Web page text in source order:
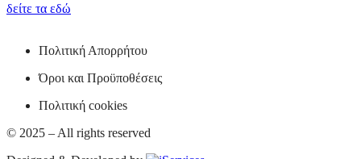
δείτε τα εδώ
Πολιτική Απορρήτου
Όροι και Προϋποθέσεις
Πολιτική cookies
© 2025 – All rights reserved